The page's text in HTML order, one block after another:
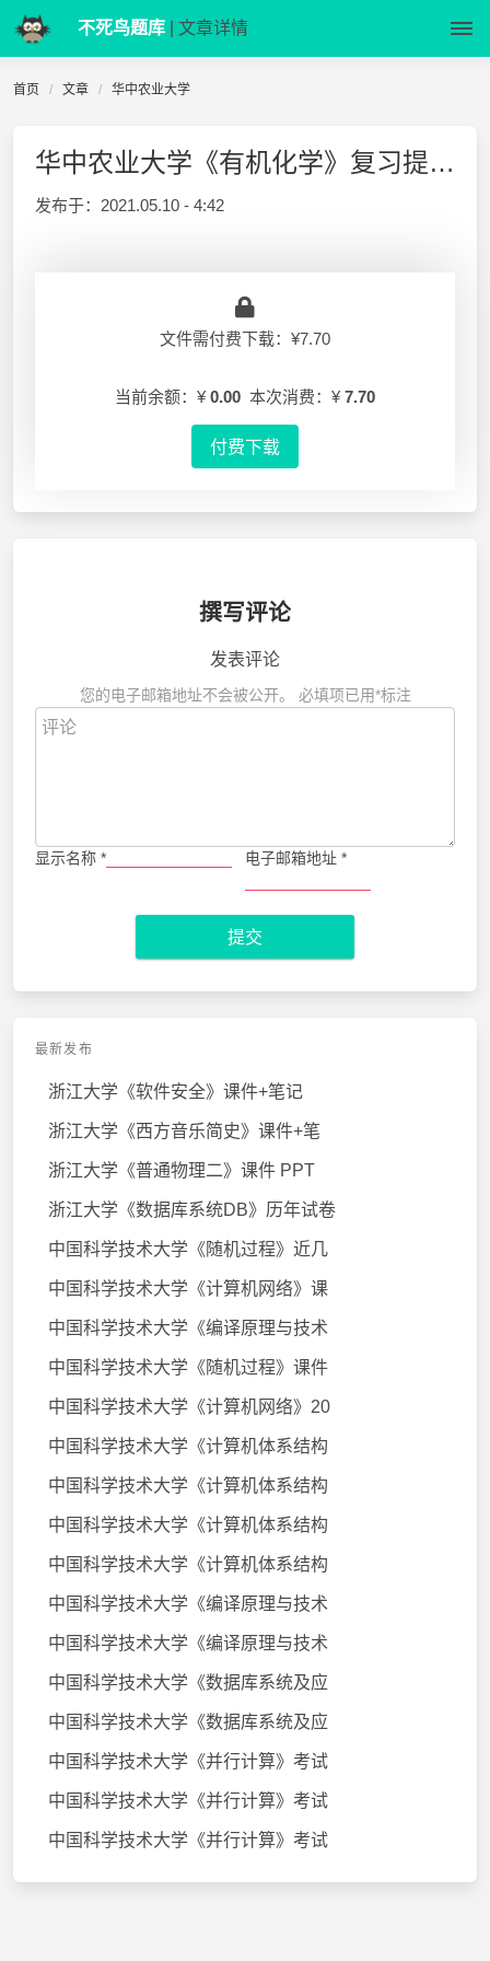
不死鸟题库 | 文章详情
首页 文章 华中农业大学
华中农业大学《有机化学》复习提纲-2017
发布于： 2021.05.10 - 4:42
文件需付费下载：¥7.70
当前余额：¥ 0.00 本次消费：¥ 7.70
付费下载
撰写评论
发表评论
您的电子邮箱地址不会被公开。 必填项已用*标注
显示名称 * 电子邮箱地址 *
提交
最新发布
浙江大学《软件安全》课件+笔记
浙江大学《西方音乐简史》课件+笔
浙江大学《普通物理二》课件 PPT
浙江大学《数据库系统DB》历年试卷
中国科学技术大学《随机过程》近几
中国科学技术大学《计算机网络》课
中国科学技术大学《编译原理与技术
中国科学技术大学《随机过程》课件
中国科学技术大学《计算机网络》20
中国科学技术大学《计算机体系结构
中国科学技术大学《计算机体系结构
中国科学技术大学《计算机体系结构
中国科学技术大学《计算机体系结构
中国科学技术大学《编译原理与技术
中国科学技术大学《编译原理与技术
中国科学技术大学《数据库系统及应
中国科学技术大学《数据库系统及应
中国科学技术大学《并行计算》考试
中国科学技术大学《并行计算》考试
中国科学技术大学《并行计算》考试